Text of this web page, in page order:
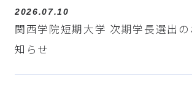
2026.07.10
関西学院短期大学 次期学長選出の
知らせ